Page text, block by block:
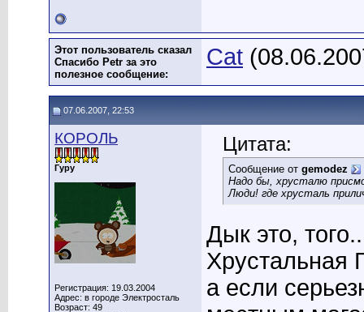
Этот пользователь сказал
Спасибо Petr за это
полезное сообщение:
Cat
07.06.2007, 22:53
КОРОЛЬ
Гуру
Регистрация: 19.03.2004
Адрес: в городе Электросталь
Возраст: 49
Цитата:
Сообщение от gemodez
Надо бы, хрусталю
Люди! где хрусталь
Дык это,
Хрустальная
а если